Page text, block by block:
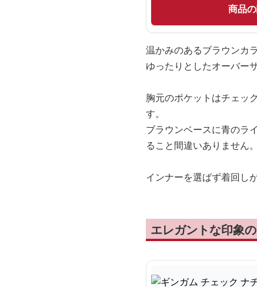
商品
温かみのあるブラウンカ
ゆったりとしたオーバー
胸元のポケットはチェッ
す。
ブラウンベースに青のラ
ること間違いありません。
インナーを選ばず着回し
エレガントな印象